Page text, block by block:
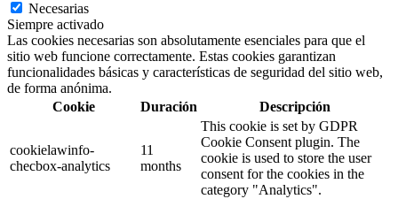
Necesarias
Siempre activado
Las cookies necesarias son absolutamente esenciales para que el
sitio web funcione correctamente. Estas cookies garantizan
funcionalidades básicas y características de seguridad del sitio web,
de forma anónima.
Cookie
Duración Descripción
cookielawinfo-
checbox-analytics
11
months
This cookie is set by GDPR
Cookie Consent plugin. The
cookie is used to store the user
consent for the cookies in the
category "Analytics".